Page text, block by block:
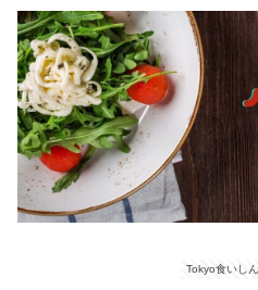
Tokyo食いし